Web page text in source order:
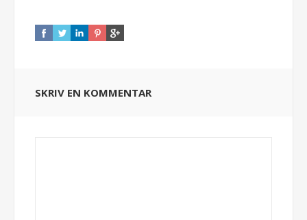
SKRIV EN KOMMENTAR